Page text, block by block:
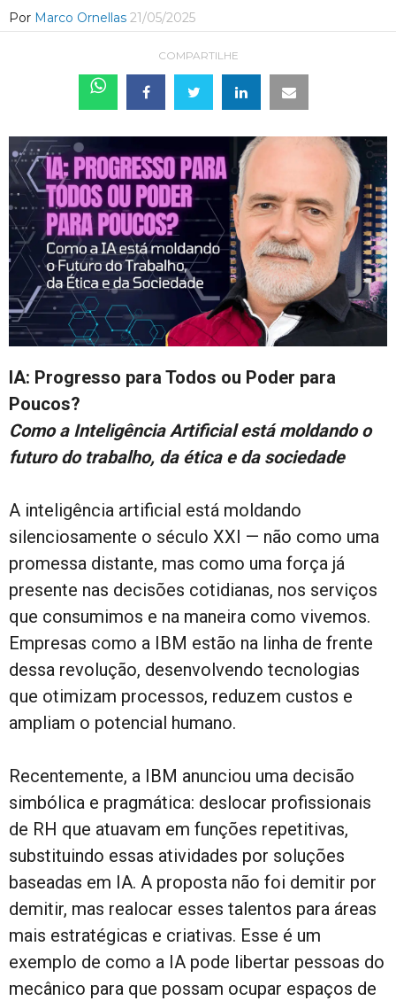
Por Marco Ornellas 21/05/2025
COMPARTILHE
IA: Progresso para Todos ou Poder para
Poucos?
Como a Inteligência Artificial está moldando o
futuro do trabalho, da ética e da sociedade
A inteligência artificial está moldando
silenciosamente o século XXI — não como uma
promessa distante, mas como uma força já
presente nas decisões cotidianas, nos serviços
que consumimos e na maneira como vivemos.
Empresas como a IBM estão na linha de frente
dessa revolução, desenvolvendo tecnologias
que otimizam processos, reduzem custos e
ampliam o potencial humano.
Recentemente, a IBM anunciou uma decisão
simbólica e pragmática: deslocar profissionais
de RH que atuavam em funções repetitivas,
substituindo essas atividades por soluções
baseadas em IA. A proposta não foi demitir por
demitir, mas realocar esses talentos para áreas
mais estratégicas e criativas. Esse é um
exemplo de como a IA pode libertar pessoas do
mecânico para que possam ocupar espaços de